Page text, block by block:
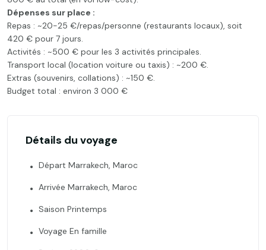
Dépenses sur place :
Repas : ~20-25 €/repas/personne (restaurants locaux), soit
420 € pour 7 jours.
Activités : ~500 € pour les 3 activités principales.
Transport local (location voiture ou taxis) : ~200 €.
Extras (souvenirs, collations) : ~150 €.
Budget total : environ 3 000 €
Détails du voyage
Départ Marrakech, Maroc
Arrivée Marrakech, Maroc
Saison Printemps
Voyage En famille